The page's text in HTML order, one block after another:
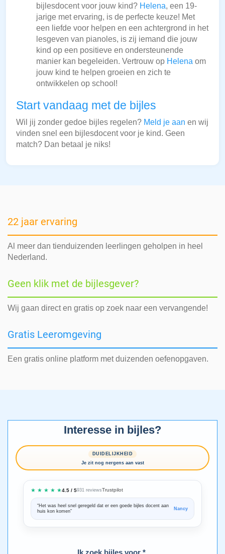
bijlesdocent voor jouw kind? Helena, een 19-
jarige met ervaring, is de perfecte keuze! Met
een liefde voor helpen en een achtergrond in het
lesgeven van pianoles, is zij iemand die jouw
kind op een positieve en ondersteunende
manier kan begeleiden. Vertrouw op Helena om
jouw kind te helpen groeien en zich te
ontwikkelen op school!
Start vandaag met de bijles
Wil jij zonder gedoe bijles regelen? Meld je aan en wij
vinden snel een bijlesdocent voor je kind. Geen
match? Dan betaal je niks!
22 jaar ervaring
Al meer dan tienduizenden leerlingen geholpen in heel
Nederland.
Geen klik met de bijlesgever?
Wij gaan direct en gratis op zoek naar een vervangende!
Gratis Leeromgeving
Een gratis online platform met duizenden oefenopgaven.
Interesse in bijles?
DUIDELIJKHEID
Je zit nog nergens aan vast
★ ★ ★ ★ ★4.5 / 5931 reviewsTrustpilot
“Het was heel snel geregeld dat er een goede bijles docent aan
huis kon komen”
Nancy